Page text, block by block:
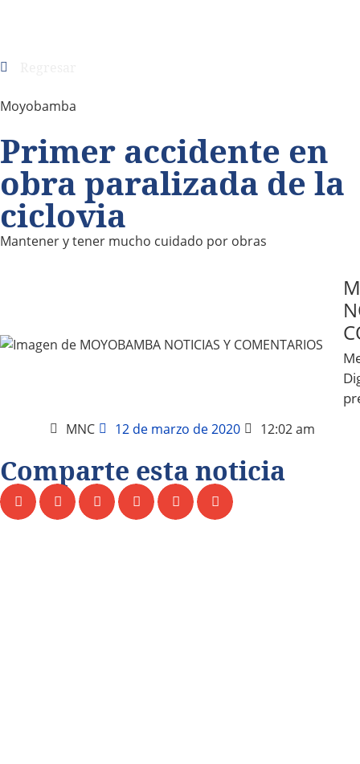
Moyobamba
Primer accidente en
obra paralizada de la
ciclovia
Mantener y tener mucho cuidado por obras
MNC 12 de marzo de 2020 12:02 am
Comparte esta noticia